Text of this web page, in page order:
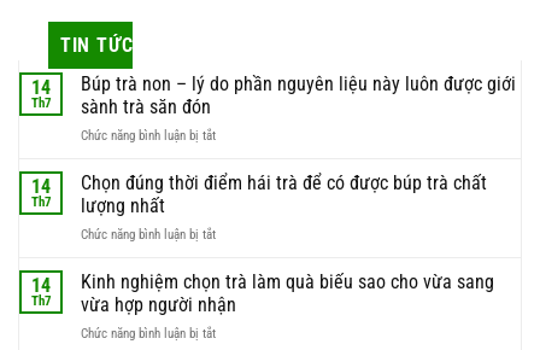
TIN TỨC
14
Th7
Búp trà non – lý do phần nguyên liệu này luôn được giới
sành trà săn đón
Chức năng bình luận bị tắtở
trà
lý
phần
nguyên
liệu
này
14
Th7
Chọn đúng thời điểm hái trà để có được búp trà chất
lượng nhất
Chức năng bình luận bị tắtở
đúng
thời
điểm
hái
14
Th7
Kinh nghiệm chọn trà làm quà biếu sao cho vừa sang
vừa hợp người nhận
Chức năng bình luận bị tắtở